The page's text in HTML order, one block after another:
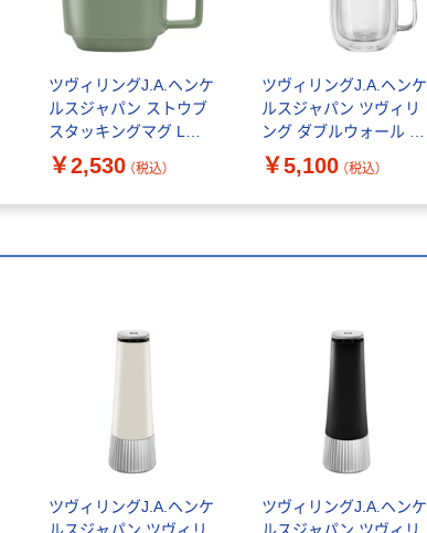
ツヴィリングJ.A.ヘンケ
ルスジャパン ストウブ
スタッキングマグ L
475ml ユーカリ レンジ
カップ 食洗機 1個
￥2,530 （税込）
ツヴィリングJ.A.ヘンケ
ルスジャパン ツヴィリ
ング ダブルウォール グ
ラス カプチーノ 450ml
2pcs セット 1セット
￥5,100 （税込）
ツヴィリングJ.A.ヘンケ
ツヴィリングJ.A.ヘンケ